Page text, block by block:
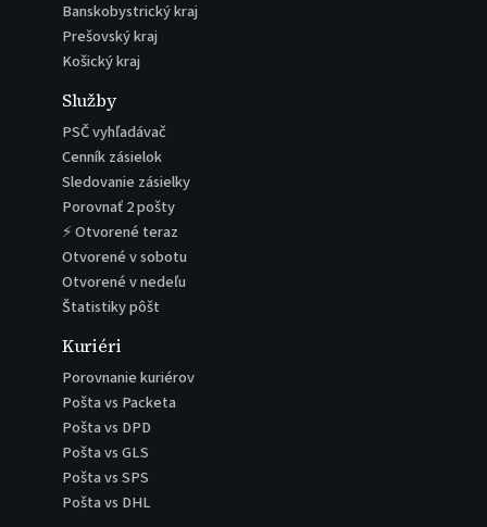
Banskobystrický kraj
Prešovský kraj
Košický kraj
Služby
PSČ vyhľadávač
Cenník zásielok
Sledovanie zásielky
Porovnať 2 pošty
⚡ Otvorené teraz
Otvorené v sobotu
Otvorené v nedeľu
Štatistiky pôšt
Kuriéri
Porovnanie kuriérov
Pošta vs Packeta
Pošta vs DPD
Pošta vs GLS
Pošta vs SPS
Pošta vs DHL